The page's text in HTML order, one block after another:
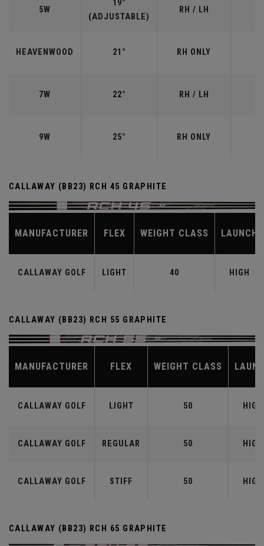
5W
19°
(ADJUSTABLE)
RH / LH
HEAVENWOOD 21° RH ONLY
7W 22° RH / LH
9W 25° RH ONLY
CALLAWAY (BB23) RCH 45 GRAPHITE
MANUFACTURER FLEX WEIGHT CLASS LAUNCH
CALLAWAY GOLF LIGHT 40 HIGH
CALLAWAY (BB23) RCH 55 GRAPHITE
MANUFACTURER FLEX WEIGHT CLASS
CALLAWAY GOLF LIGHT 50 HIGH
CALLAWAY GOLF REGULAR 50 HIGH
CALLAWAY GOLF STIFF 50 HIGH
CALLAWAY (BB23) RCH 65 GRAPHITE